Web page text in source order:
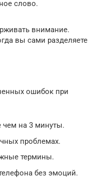
слово.
внимание.
вы сами разделяете
ошибок при
чем на 3 минуты.
проблемах.
термины.
без эмоций.